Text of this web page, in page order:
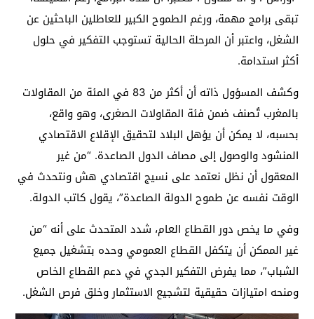
تبقى برامج مهمة، ورغم الطموح الكبير للعاطلين الباحثين عن
الشغل، واعتبر أن المرحلة الحالية تستوجب التفكير في حلول
أكثر استدامة.
وكشف المسؤول ذاته أن أكثر من 83 في المئة من المقاولات
بالمغرب تُصنف ضمن فئة المقاولات الصغرى، وهو واقع،
بحسبه، لا يمكن أن يؤهل البلاد لتحقيق الإقلاع الاقتصادي
المنشود والوصول إلى مصاف الدول الصاعدة. “من غير
المعقول أن نظل نعتمد على نسيج اقتصادي هش ونتحدث في
الوقت نفسه عن طموح الدولة الصاعدة”، يقول كاتب الدولة.
وفي ما يخص دور القطاع العام، شدد المتحدث على أنه “من
غير الممكن أن يتكفل القطاع العمومي وحده بتشغيل جميع
الشباب”، مما يفرض التفكير الجدي في دعم القطاع الخاص
ومنحه امتيازات حقيقية لتشجيع الاستثمار وخلق فرص الشغل.